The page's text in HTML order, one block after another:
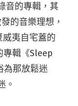
音的專輯，其
的音樂理想，
夷自宅蓋的
專輯《Sleep
為那放鬆迷
。